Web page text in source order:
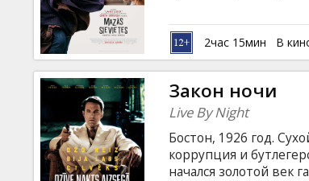
B2B
Клуб
поиски себя и своего
субтитрами на
2час 15мин В
Закон ночи
Live By Night
Бостон, 1926 год.
коррупция и
начался золотой век